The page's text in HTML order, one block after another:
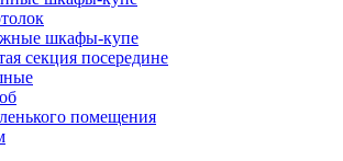
шкафы-купе
секция посередине
помещения